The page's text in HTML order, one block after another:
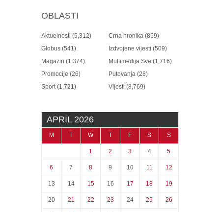
OBLASTI
Aktuelnosti (5,312) Crna hronika (859)
Globus (541) Izdvojene vijesti (509)
Magazin (1,374) Multimedija Sve (1,716)
Promocije (26) Putovanja (28)
Sport(1,721) Vijesti (8,769)
APRIL 2026
M T W T F S S
1 2 3 4 5
6 7 8 9 10 11 12
13 14 15 16 17 18 19
20 21 22 23 24 25 26